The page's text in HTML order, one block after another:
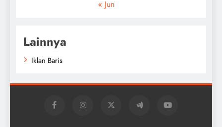
« Jun
Lainnya
Iklan Baris